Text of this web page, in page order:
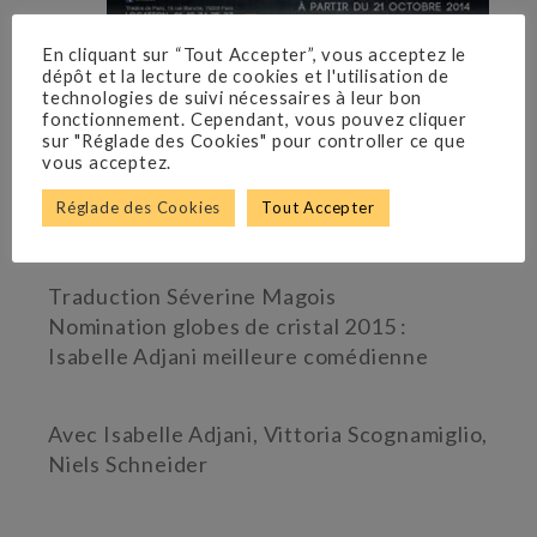
Carey Perloff
Théâtre de Paris
Octobre 2014
Traduction Séverine Magois
Nomination globes de cristal 2015 :
Isabelle Adjani meilleure comédienne
Avec Isabelle Adjani, Vittoria Scognamiglio,
Niels Schneider
En cliquant sur “Tout Accepter”, vous acceptez le
dépôt et la lecture de cookies et l'utilisation de
technologies de suivi nécessaires à leur bon
fonctionnement. Cependant, vous pouvez cliquer
sur "Réglade des Cookies" pour controller ce que
vous acceptez.
Réglade des Cookies Tout Accepter